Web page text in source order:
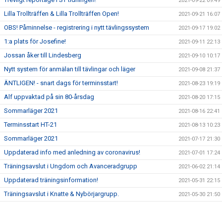
Lilla Trollträffen & Lilla Trollträffen Open! 2021-09-21 16:07
OBS! Påminnelse - registrering i nytt tävlingssystem 2021-09-17 19:02
1:a plats för Josefine! 2021-09-11 22:13
Jossan åker till Lindesberg 2021-09-10 10:17
Nytt system för anmälan till tävlingar och läger 2021-09-08 21:37
ÄNTLIGEN! - snart dags för terminsstart! 2021-08-23 19:19
Alf uppvaktad på sin 80-årsdag 2021-08-20 17:15
Sommarläger 2021 2021-08-16 22:41
Terminsstart HT-21 2021-08-13 10:23
Sommarläger 2021 2021-07-17 21:30
Uppdaterad info med anledning av coronavirus! 2021-07-01 17:24
Träningsavslut i Ungdom och Avanceradgrupp 2021-06-02 21:14
Uppdaterad träningsinformation! 2021-05-31 22:15
Träningsavslut i Knatte & Nybörjargrupp. 2021-05-30 21:50